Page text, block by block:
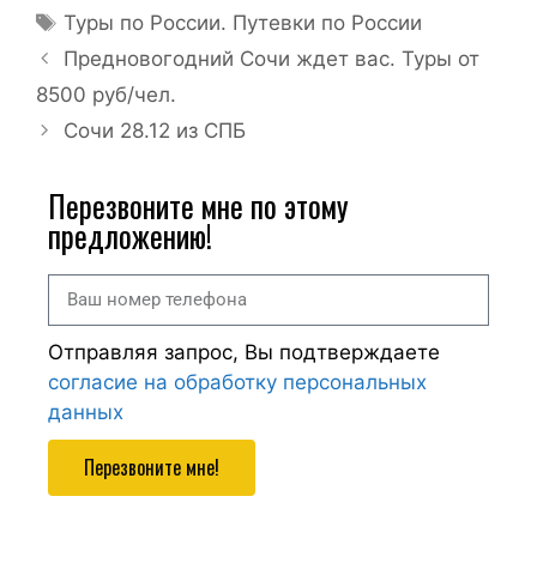
Туры по России. Путевки по России
Предновогодний Сочи ждет вас. Туры от
8500 руб/чел.
Сочи 28.12 из СПБ
Перезвоните мне по этому
предложению!
Отправляя запрос, Вы подтверждаете
согласие на обработку персональных
данных
Перезвоните мне!